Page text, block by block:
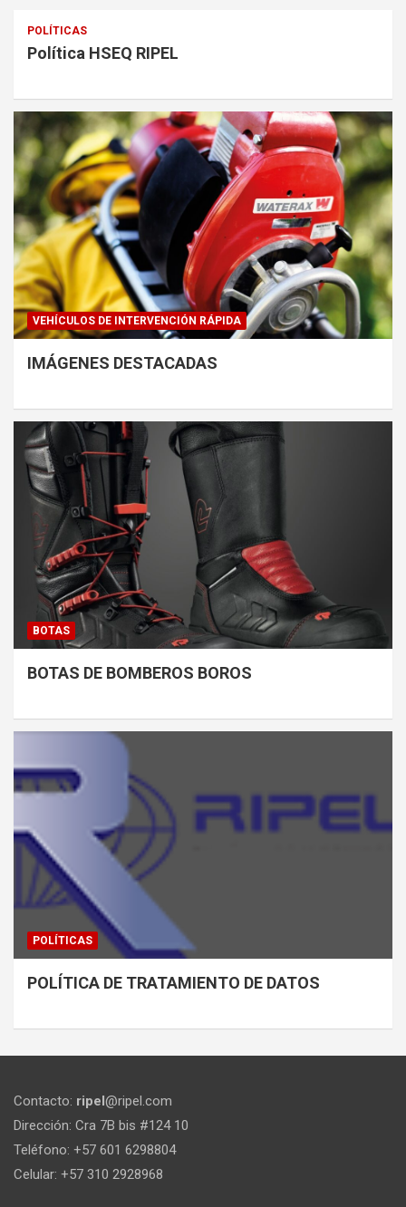
POLÍTICAS
Política HSEQ RIPEL
VEHÍCULOS DE INTERVENCIÓN RÁPIDA
IMÁGENES DESTACADAS
BOTAS
BOTAS DE BOMBEROS BOROS
POLÍTICAS
POLÍTICA DE TRATAMIENTO DE DATOS
Contacto: ripel@ripel.com
Dirección: Cra 7B bis #124 10
Teléfono: +57 601 6298804
Celular: +57 310 2928968